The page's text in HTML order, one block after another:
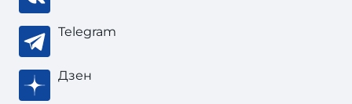
Telegram
Дзен